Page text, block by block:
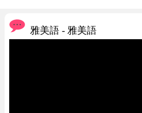
雅美語 - 雅美語